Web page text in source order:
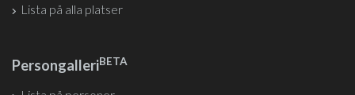
Lista på alla platser
PersongalleriBETA